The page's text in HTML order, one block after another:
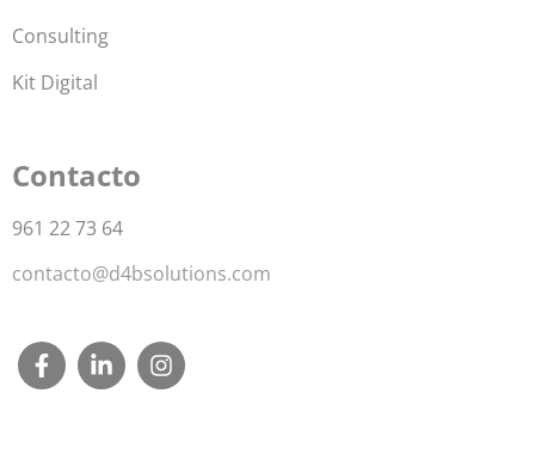
Consulting
Kit Digital
Contacto
961 22 73 64
contacto@d4bsolutions.com